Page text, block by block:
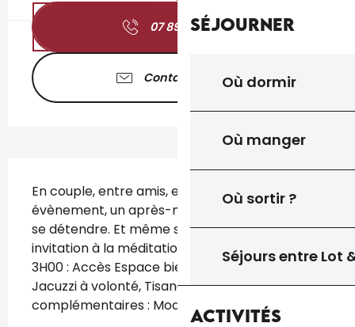
Séjourner
Où dormir
Où manger
Où sortir ?
Séjours entre Lot
Activités
07 89 83 84▒▒
Contactez-nous
En couple, entre amis, en famille ! Pour un
évènement, un après-midi entre copines, pour
se détendre. Et même seul comme une
invitation à la méditation ! Prestations 1H30 ou
3H00 : Accès Espace bien-être et détente,
Jacuzzi à volonté, Tisanerie à volonté Services
complémentaires : Modelages par une...